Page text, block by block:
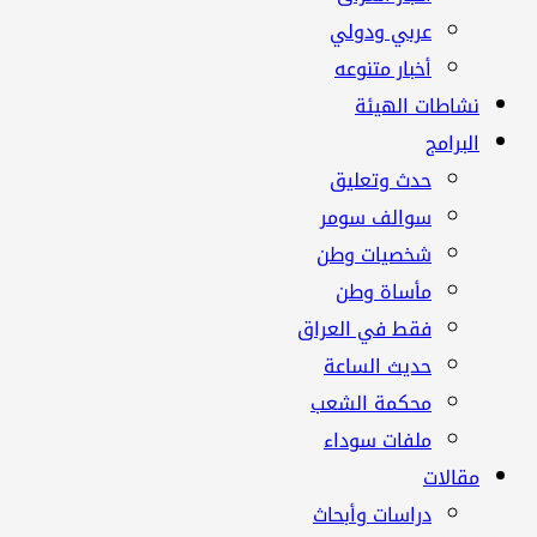
عربي ودولي
أخبار متنوعه
نشاطات الهيئة
البرامج
حدث وتعليق
سوالف سومر
شخصيات وطن
مأساة وطن
فقط في العراق
حديث الساعة
محكمة الشعب
ملفات سوداء
مقالات
دراسات وأبحاث